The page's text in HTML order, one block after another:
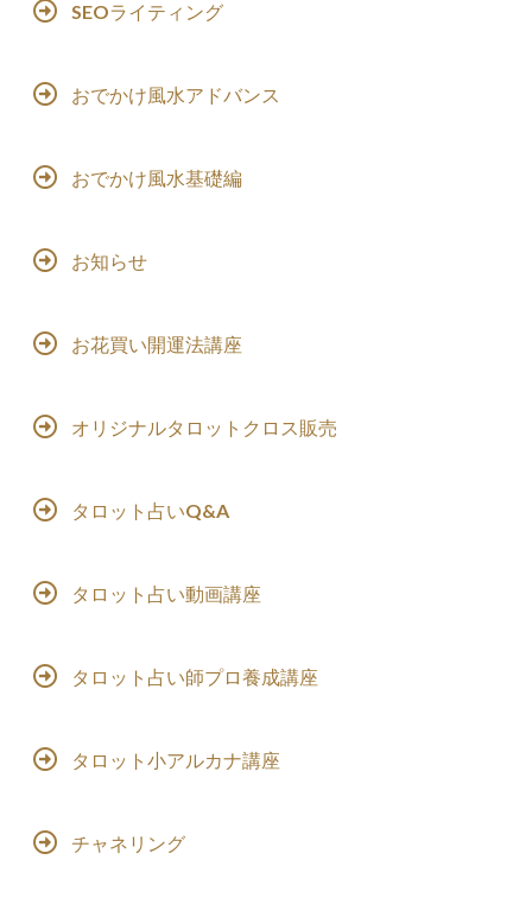
SEOライティング
おでかけ風水アドバンス
おでかけ風水基礎編
お知らせ
お花買い開運法講座
オリジナルタロットクロス販売
タロット占いQ&A
タロット占い動画講座
タロット占い師プロ養成講座
タロット小アルカナ講座
チャネリング